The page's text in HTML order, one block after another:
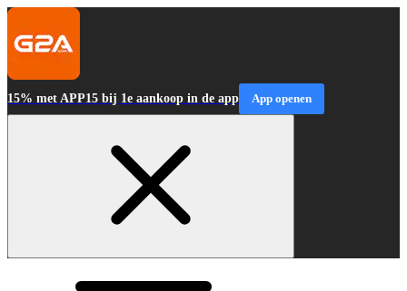
15% met APP15 bij 1e aankoop in de app App openen